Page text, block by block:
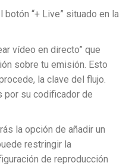
botón “+ Live” situado en la
vídeo en directo” que
sobre tu emisión. Esto
la clave del flujo.
por su codificador de
la opción de añadir un
restringir la
de reproducción